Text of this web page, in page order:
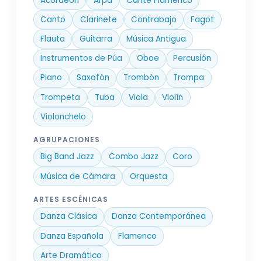
Canto
Clarinete Contrabajo
Fagot
Flauta
Guitarra
Música Antigua
Instrumentos de Púa
Oboe
Percusión
Piano
Saxofón Trombón
Trompa
Trompeta
Tuba Viola
Violín
Violonchelo
AGRUPACIONES
Big Band Jazz Combo Jazz
Coro
Música de Cámara
Orquesta
ARTES ESCÉNICAS
Danza Clásica
Danza Contemporánea
Danza Española
Flamenco
Arte Dramático